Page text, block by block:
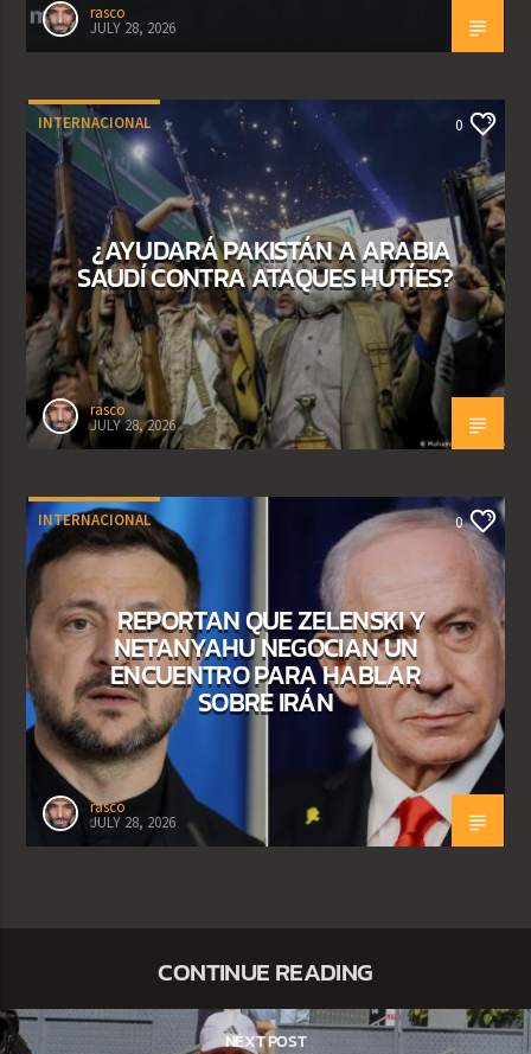
rasco
JULY 28, 2026
INTERNACIONAL 0
¿AYUDARÁ PAKISTÁN A ARABIA
SAUDÍ CONTRA ATAQUES HUTÍES?
rasco
JULY 28, 2026
INTERNACIONAL 0
REPORTAN QUE ZELENSKI Y
NETANYAHU NEGOCIAN UN
ENCUENTRO PARA HABLAR
SOBRE IRÁN
rasco
JULY 28, 2026
CONTINUE READING
NEXT POST